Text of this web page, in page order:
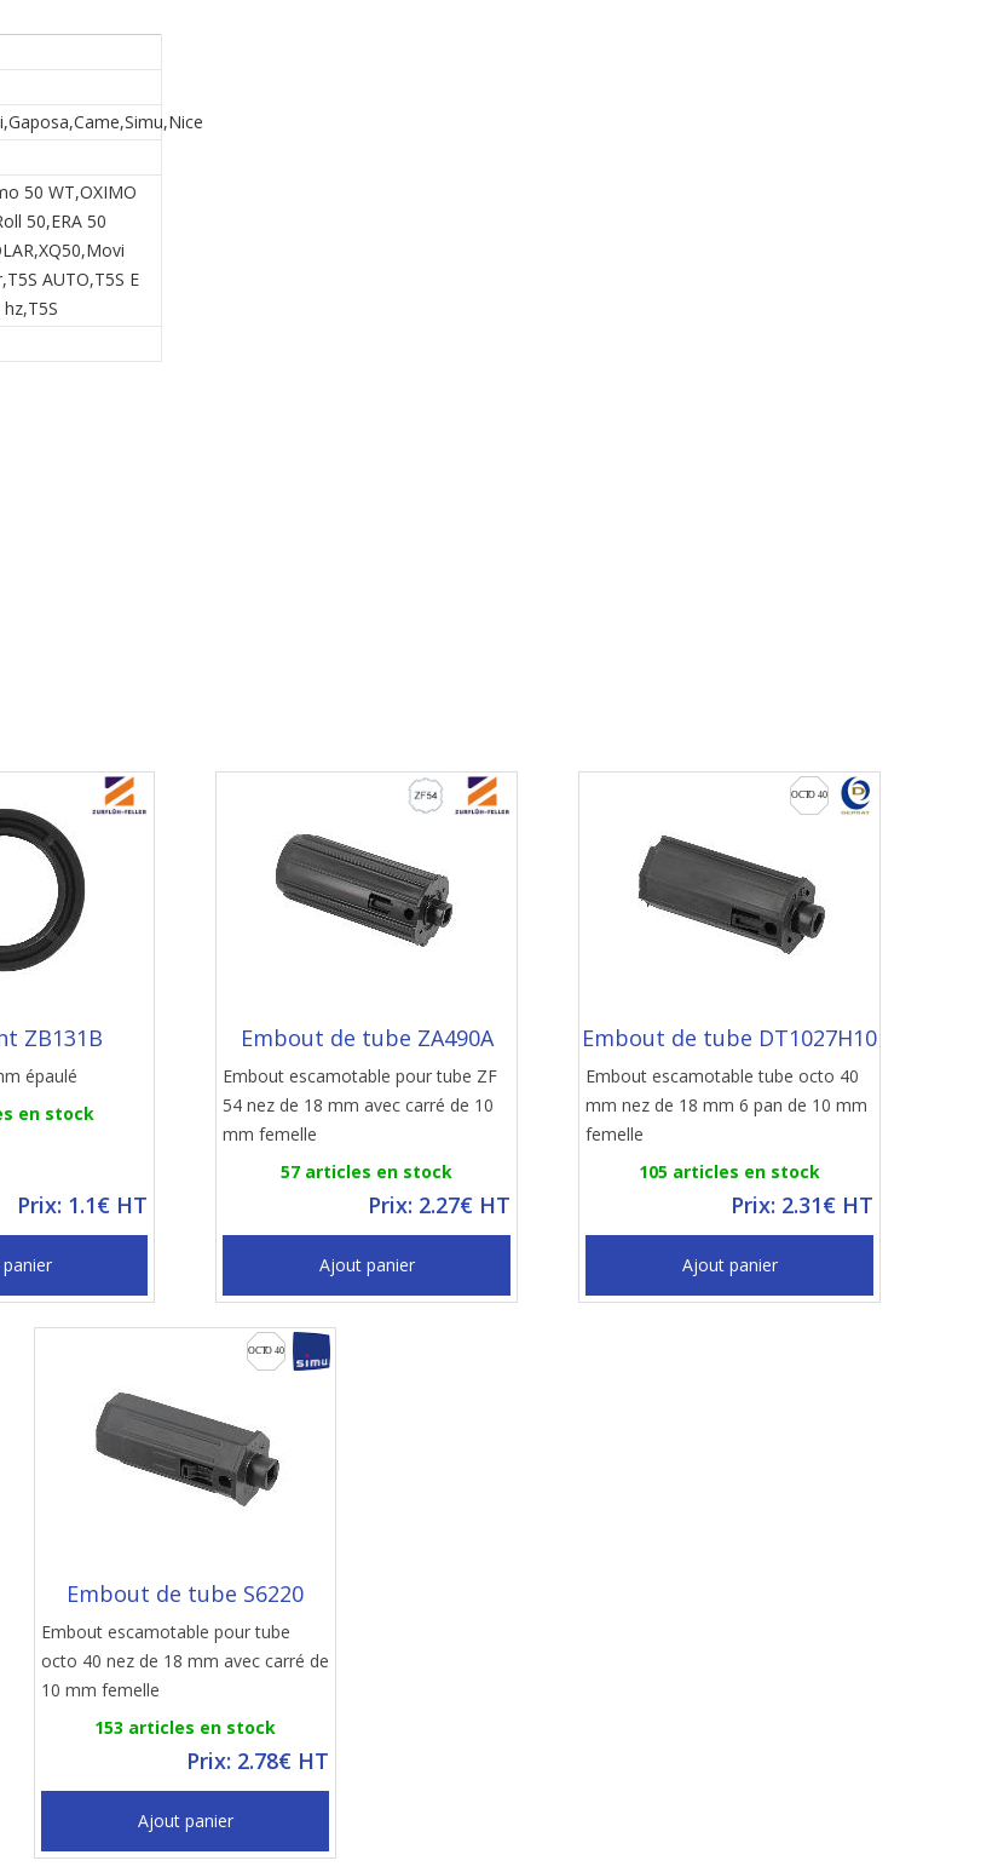
50 WT,OXIMO
50,ERA 50
AUTO,T5S E
ZB131B
épaulé
en stock
Prix: 1.1€ HT
Embout de tube ZA490A
Embout escamotable pour tube ZF
54 nez de 18 mm avec carré de 10
mm femelle
57 articles en stock
Prix: 2.27€ HT
Ajout panier
Embout de tube DT1027H10
Embout escamotable tube octo 40
mm nez de 18 mm 6 pan de 10 mm
femelle
105 articles en stock
Prix: 2.31€ HT
Ajout panier
Embout de tube S6220
Embout escamotable pour tube
octo 40 nez de 18 mm avec carré de
10 mm femelle
153 articles en stock
Prix: 2.78€ HT
Ajout panier